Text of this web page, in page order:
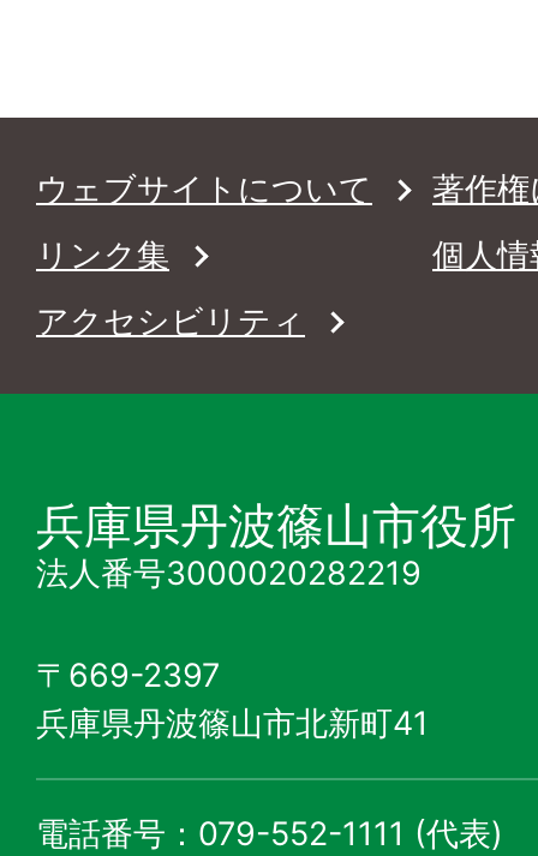
ウェブサイトについて
著作
リンク集
個人
アクセシビリティ
兵庫県丹波篠山市役所
法人番号3000020282219
〒669-2397
兵庫県丹波篠山市北新町41
電話番号：079-552-1111 (代表)